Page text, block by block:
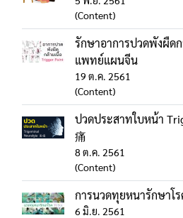
(Content)
รักษาอาการปวดพังผืด
แพทย์แผนจีน
19 ต.ค. 2561
(Content)
ปวดประสาทใบหน้า
痛
8 ต.ค. 2561
(Content)
การนวดทุยหนารักษาโ
6 มิ.ย. 2561